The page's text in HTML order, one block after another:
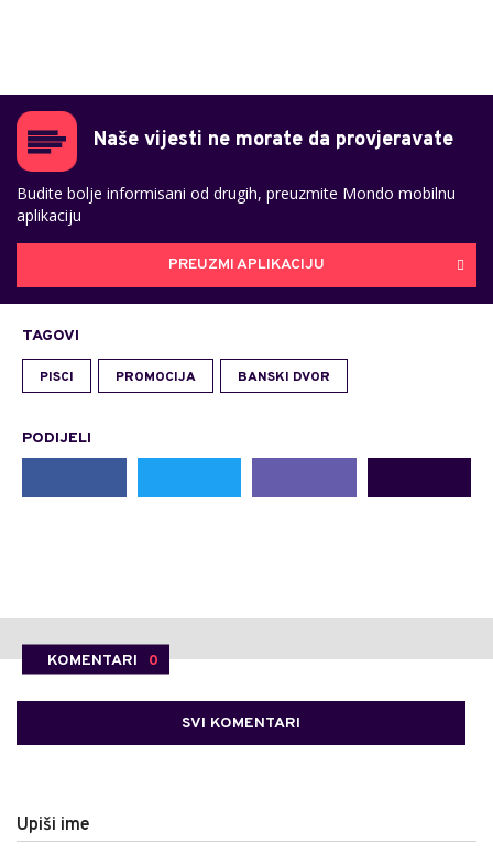
Naše vijesti ne morate da provjeravate
Budite bolje informisani od drugih, preuzmite Mondo mobilnu
aplikaciju
PREUZMI APLIKACIJU
TAGOVI
PISCI PROMOCIJA BANSKI DVOR
PODIJELI
KOMENTARI 0
SVI KOMENTARI
Upiši ime